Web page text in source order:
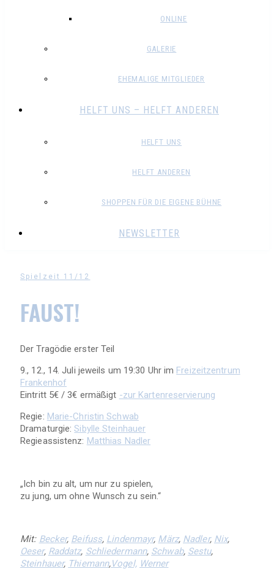
ONLINE
GALERIE
EHEMALIGE MITGLIEDER
HELFT UNS – HELFT ANDEREN
HELFT UNS
HELFT ANDEREN
SHOPPEN FÜR DIE EIGENE BÜHNE
NEWSLETTER
Spielzeit 11/12
FAUST!
Der Tragödie erster Teil
9., 12., 14. Juli jeweils um 19:30 Uhr im Freizeitzentrum
Frankenhof
Eintritt 5€ / 3€ ermäßigt -zur Kartenreservierung
Regie: Marie-Christin Schwab
Dramaturgie:Sibylle Steinhauer
Regieassistenz: Matthias Nadler
„Ich bin zu alt, um nur zu spielen,
zu jung, um ohne Wunsch zu sein.“
Mit: Becker, Beifuss, Lindenmayr, März, Nadler, Nix,
Oeser, Raddatz, Schliedermann, Schwab, Sestu,
Steinhauer, Thiemann,Vogel, Werner